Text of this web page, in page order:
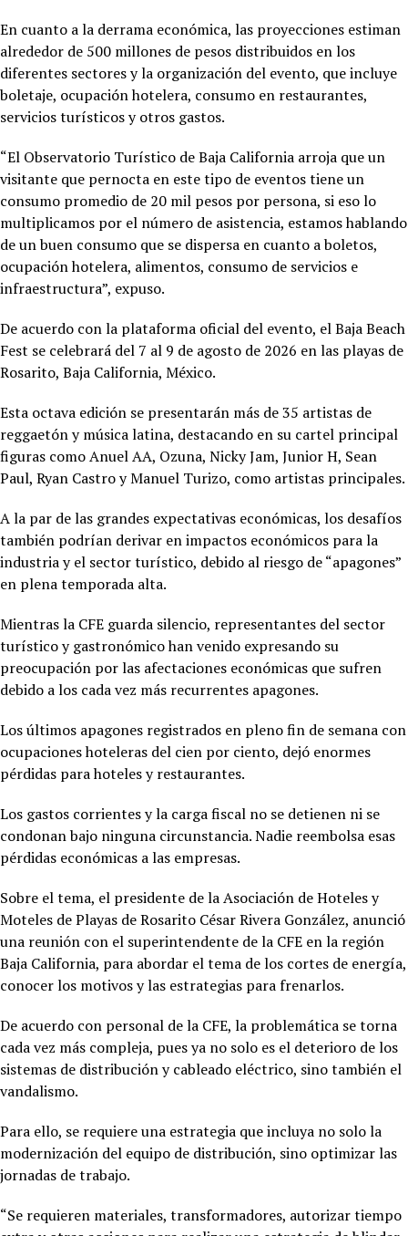
En cuanto a la derrama económica, las proyecciones estiman
alrededor de 500 millones de pesos distribuidos en los
diferentes sectores y la organización del evento, que incluye
boletaje, ocupación hotelera, consumo en restaurantes,
servicios turísticos y otros gastos.
“El Observatorio Turístico de Baja California arroja que un
visitante que pernocta en este tipo de eventos tiene un
consumo promedio de 20 mil pesos por persona, si eso lo
multiplicamos por el número de asistencia, estamos hablando
de un buen consumo que se dispersa en cuanto a boletos,
ocupación hotelera, alimentos, consumo de servicios e
infraestructura”, expuso.
De acuerdo con la plataforma oficial del evento, el Baja Beach
Fest se celebrará del 7 al 9 de agosto de 2026 en las playas de
Rosarito, Baja California, México.
Esta octava edición se presentarán más de 35 artistas de
reggaetón y música latina, destacando en su cartel principal
figuras como Anuel AA, Ozuna, Nicky Jam, Junior H, Sean
Paul, Ryan Castro y Manuel Turizo, como artistas principales.
A la par de las grandes expectativas económicas, los desafíos
también podrían derivar en impactos económicos para la
industria y el sector turístico, debido al riesgo de “apagones”
en plena temporada alta.
Mientras la CFE guarda silencio, representantes del sector
turístico y gastronómico han venido expresando su
preocupación por las afectaciones económicas que sufren
debido a los cada vez más recurrentes apagones.
Los últimos apagones registrados en pleno fin de semana con
ocupaciones hoteleras del cien por ciento, dejó enormes
pérdidas para hoteles y restaurantes.
Los gastos corrientes y la carga fiscal no se detienen ni se
condonan bajo ninguna circunstancia. Nadie reembolsa esas
pérdidas económicas a las empresas.
Sobre el tema, el presidente de la Asociación de Hoteles y
Moteles de Playas de Rosarito César Rivera González, anunció
una reunión con el superintendente de la CFE en la región
Baja California, para abordar el tema de los cortes de energía,
conocer los motivos y las estrategias para frenarlos.
De acuerdo con personal de la CFE, la problemática se torna
cada vez más compleja, pues ya no solo es el deterioro de los
sistemas de distribución y cableado eléctrico, sino también el
vandalismo.
Para ello, se requiere una estrategia que incluya no solo la
modernización del equipo de distribución, sino optimizar las
jornadas de trabajo.
“Se requieren materiales, transformadores, autorizar tiempo